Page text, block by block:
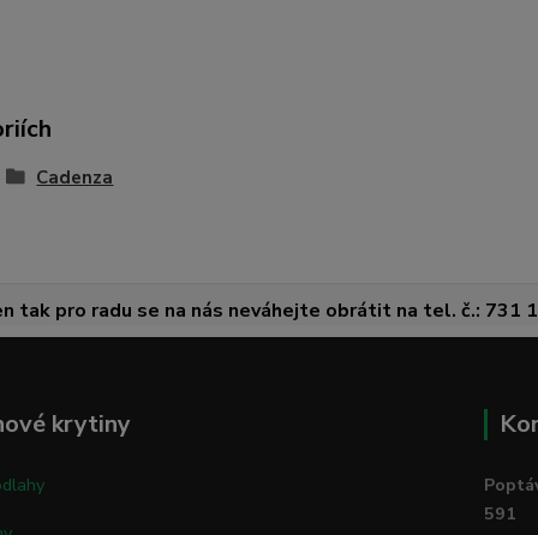
Cadenza
tak pro radu se na nás neváhejte obrátit na tel. č.: 731
krytiny
591